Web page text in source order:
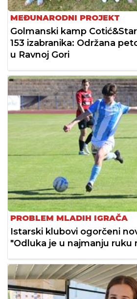
MEĐUNARODNI PROJEKT
Golmanski kamp
153 izabranika: Održana
u Ravnoj Gori
PROBLEM MLADIH IGRAČA
Istarski klubovi ogorčeni
"Odluka je u najmanju ruku